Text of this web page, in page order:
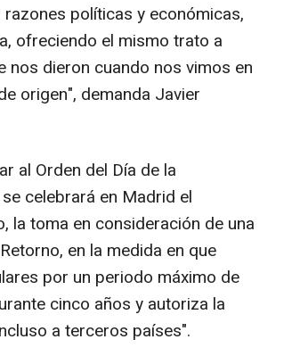
políticas y económicas,
ofreciendo el mismo trato a
nos dieron cuando nos vimos en
origen", demanda Javier
al Orden del Día de la
celebrará en Madrid el
la toma en consideración de una
en la medida en que
por un periodo máximo de
cinco años y autoriza la
a terceros países".